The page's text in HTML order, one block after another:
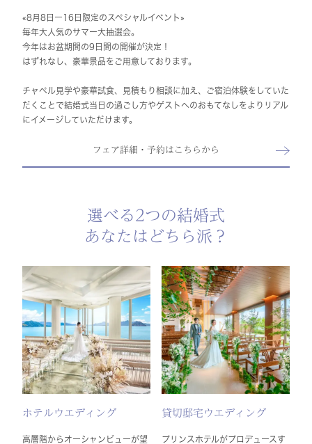
«8月8日ー16日限定のスペシャルイベント»
毎年大人気のサマー大抽選会。
今年はお盆期間の9日間の開催が決定！
はずれなし、豪華景品をご用意しております。
チャペル見学や豪華試食、見積もり相談に加え、ご宿泊体験をしていた
だくことで結婚式当日の過ごし方やゲストへのおもてなしをよりリアル
にイメージしていただけます。
フェア詳細・予約はこちらから
選べる2つの結婚式
あなたはどちら派？
ホテルウエディング
高層階からオーシャンビューが望
貸切邸宅ウエディング
プリンスホテルがプロデュースす